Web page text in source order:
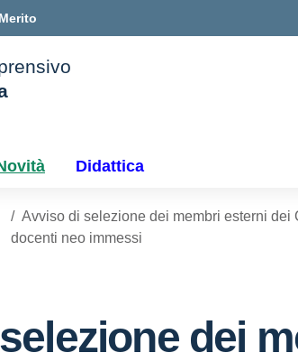
Didattica
Avviso di selezione dei membri esterni
docenti neo immessi
dei